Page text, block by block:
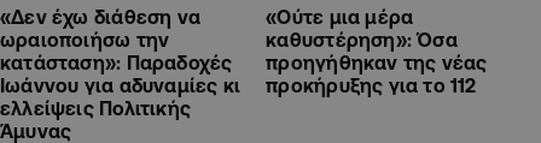
«Δεν έχω διάθεση να
ωραιοποιήσω την
κατάσταση»: Παραδοχές
Ιωάννου για αδυναμίες κι
ελλείψεις Πολιτικής
Άμυνας
«Ούτε μια μέρα
καθυστέρηση»: Όσα
προηγήθηκαν της νέας
προκήρυξης για το 112